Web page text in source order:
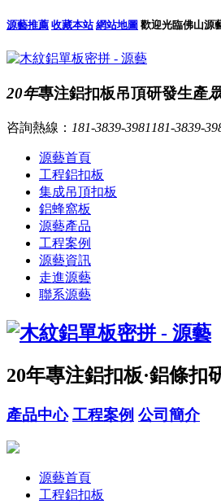
源藝推薦 收藏本站 網站地圖 歡迎光臨佛山源
20年專注鋁扣板吊頂研發生產
咨詢熱線： 181-3839-3981 181-3839-
源藝首頁
工程鋁扣板
集成吊頂扣板
鋁蜂窩板
源藝產品
工程案例
源藝資訊
走進源藝
聯系源藝
20年專注鋁扣板·鋁條扣
產品中心 工程案例 公司簡介
源藝首頁
工程鋁扣板